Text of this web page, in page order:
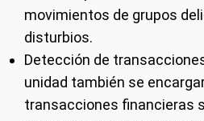
movimientos de grupos
disturbios.
Detección de
unidad también se
transacciones financieras